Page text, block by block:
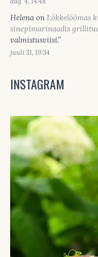
Helena on Lõkkelõõmas
sinepimarinaadis
valmistusviisi.”
juuli 31, 19:34
INSTAGRAM